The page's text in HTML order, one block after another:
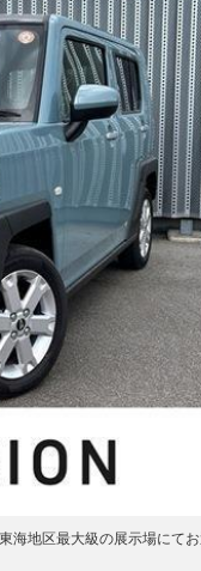
地区最大級の展示場にてお